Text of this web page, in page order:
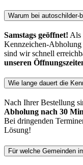
Warum bei autoschilder-
Samstags geöffnet! Als
Kennzeichen-Abholung
sind wir schnell
unseren
Wie lange dauert die
Nach Ihrer Bestellung
Abholung nach 30
Bei dringenden
Lösung!
Für welche Gemeinden